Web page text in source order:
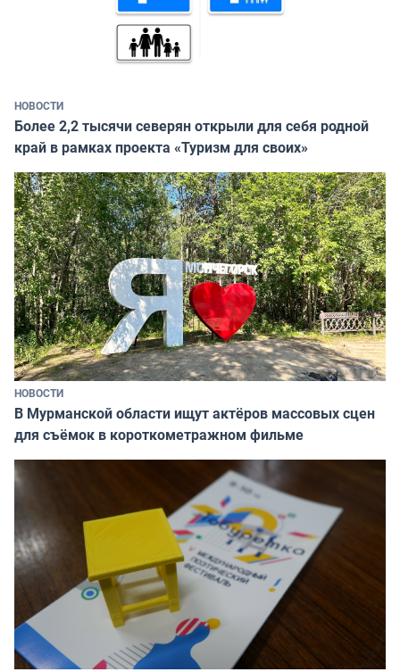
НОВОСТИ
Более 2,2 тысячи северян открыли для себя родной
край в рамках проекта «Туризм для своих»
НОВОСТИ
В Мурманской области ищут актёров массовых сцен
для съёмок в короткометражном фильме